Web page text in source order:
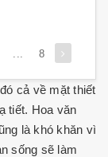
... 8
cả về mặt thiết
tiết. Hoa văn
là khó khăn vì
sống sẽ làm